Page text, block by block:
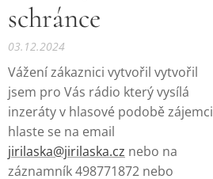
schránce
03.12.2024
Vážení zákaznici vytvořil vytvořil
jsem pro Vás rádio který vysílá
inzeráty v hlasové podobě zájemci
hlaste se na email
jirilaska@jirilaska.cz nebo na
záznamník 498771872 nebo